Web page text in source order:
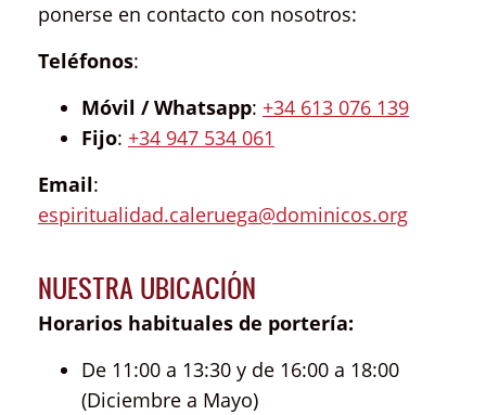
ponerse en contacto con nosotros:
Teléfonos:
Móvil / Whatsapp: +34 613 076 139
Fijo: +34 947 534 061
Email:
espiritualidad.caleruega@dominicos.org
NUESTRA UBICACIÓN
Horarios habituales de portería:
De 11:00 a 13:30 y de 16:00 a 18:00
(Diciembre a Mayo)